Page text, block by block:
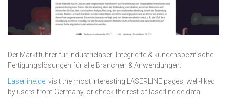
Der Marktführer für Industrielaser: Integrierte & kundenspezifische
Fertigungslösungen für alle Branchen & Anwendungen..
Laserline.de: visit the most interesting LASERLINE pages, well-liked
by users from Germany, or check the rest of laserline.de data